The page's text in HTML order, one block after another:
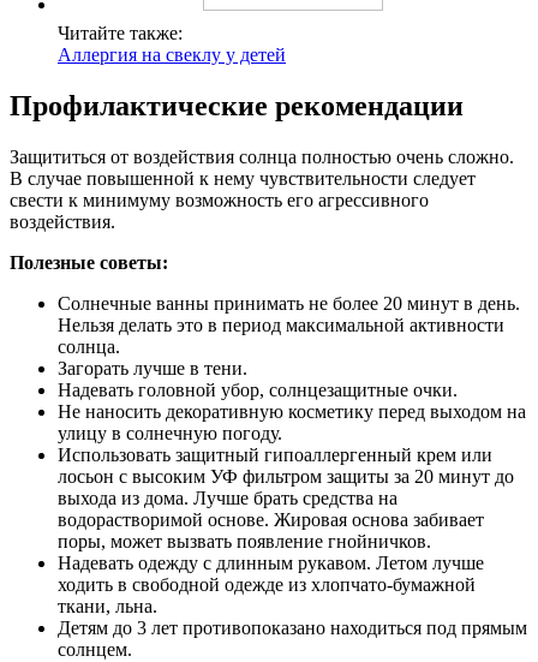
Читайте также:
Аллергия на свеклу у детей
Профилактические рекомендации
Защититься от воздействия солнца полностью очень сложно.
В случае повышенной к нему чувствительности следует
свести к минимуму возможность его агрессивного
воздействия.
Полезные советы:
Солнечные ванны принимать не более 20 минут в день.
Нельзя делать это в период максимальной активности
солнца.
Загорать лучше в тени.
Надевать головной убор, солнцезащитные очки.
Не наносить декоративную косметику перед выходом на
улицу в солнечную погоду.
Использовать защитный гипоаллергенный крем или
лосьон с высоким УФ фильтром защиты за 20 минут до
выхода из дома. Лучше брать средства на
водорастворимой основе. Жировая основа забивает
поры, может вызвать появление гнойничков.
Надевать одежду с длинным рукавом. Летом лучше
ходить в свободной одежде из хлопчато-бумажной
ткани, льна.
Детям до 3 лет противопоказано находиться под прямым
солнцем.